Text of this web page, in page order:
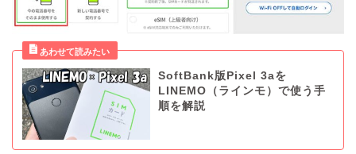
SoftBank版Pixel 3aを
LINEMO（ラインモ）で使う手
順を解説